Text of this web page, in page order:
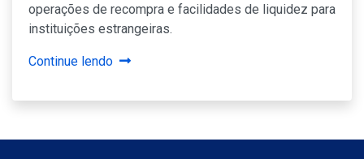
operações de recompra e facilidades de liquidez para
instituições estrangeiras.
Continue lendo